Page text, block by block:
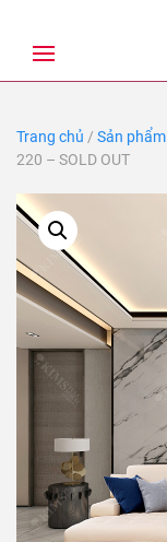
Trang chủ / Sản phẩm
220 – SOLD OUT